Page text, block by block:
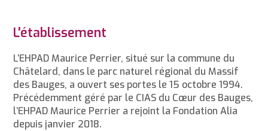
L'établissement
L’EHPAD Maurice Perrier, situé sur la commune du
Châtelard, dans le parc naturel régional du Massif
des Bauges, a ouvert ses portes le 15 octobre 1994.
Précédemment géré par le CIAS du Cœur des Bauges,
l’EHPAD Maurice Perrier a rejoint la Fondation Alia
depuis janvier 2018.